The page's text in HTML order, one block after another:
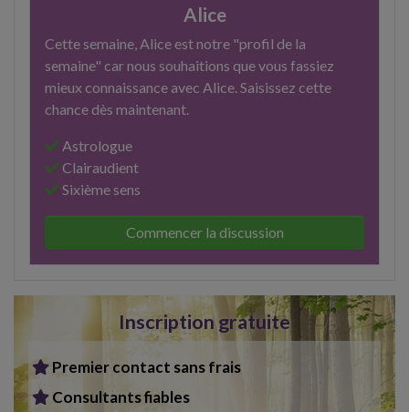
Alice
Cette semaine, Alice est notre "profil de la
semaine" car nous souhaitions que vous fassiez
mieux connaissance avec Alice. Saisissez cette
chance dès maintenant.
Astrologue
Clairaudient
Sixième sens
Commencer la discussion
Inscription gratuite
Premier contact sans frais
Consultants fiables